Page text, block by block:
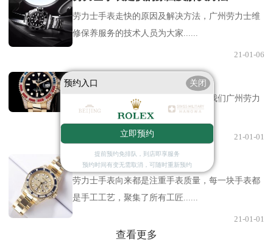
劳力士手表走快的原因及解决方法，广州劳力士维
修保养服务的技术人员为大家......
21-01-06
劳力士手表划痕应该怎么处理
劳力士手表划痕应该怎么处理，下面我们广州劳力
士维修保养服务的技术人员为......
21-01-01
劳力士手表产生误差原因
劳力士手表向来都是注重手表质量，每一块手表都
是手工工艺，聚集了所有工匠......
21-01-01
查看更多
预约入口 关闭
立即预约
提前预约免排队，到店即享服务
预约时间有变无需取消，可随时重新预约